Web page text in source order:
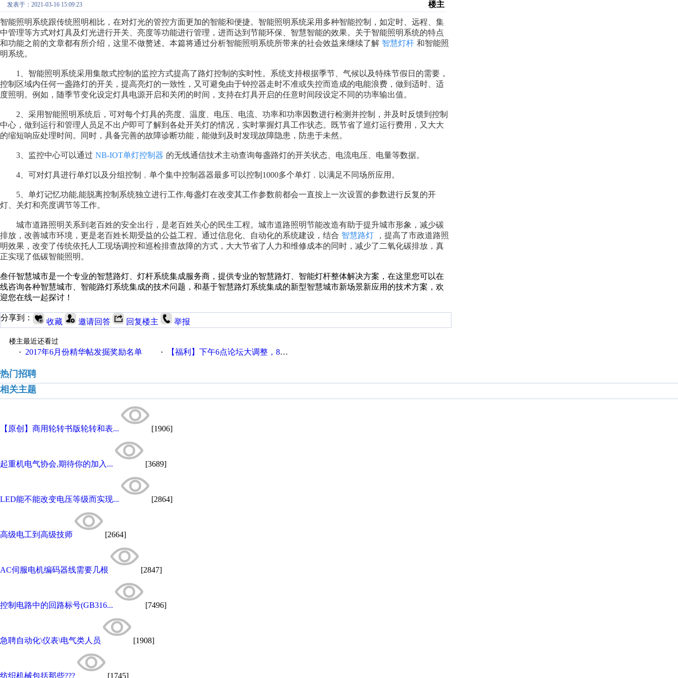
发表于：2021-03-16 15:09:23 楼主
智能照明系统跟传统照明相比，在对灯光的管控方面更加的智能和便捷。智能照明系统采用多种智能控制，如定时、远程、集
中管理等方式对灯具及灯光进行开关、亮度等功能进行管理，进而达到节能环保、智慧智能的效果。关于智能照明系统的特点
和功能之前的文章都有所介绍，这里不做赘述。本篇将通过分析智能照明系统所带来的社会效益来继续了解 智慧灯杆 和智能照
明系统。
1、智能照明系统采用集散式控制的监控方式提高了路灯控制的实时性。系统支持根据季节、气候以及特殊节假日的需要，
控制区域内任何一盏路灯的开关，提高亮灯的一致性，又可避免由于钟控器走时不准或失控而造成的电能浪费，做到适时、适
度照明。例如，随季节变化设定灯具电源开启和关闭的时间，支持在灯具开启的任意时间段设定不同的功率输出值。
2、采用智能照明系统后，可对每个灯具的亮度、温度、电压、电流、功率和功率因数进行检测并控制，并及时反馈到控制
中心，做到运行和管理人员足不出户即可了解到各处开关灯的情况，实时掌握灯具工作状态。既节省了巡灯运行费用，又大大
的缩短响应处理时间。同时，具备完善的故障诊断功能，能做到及时发现故障隐患，防患于未然。
3、监控中心可以通过 NB-IOT单灯控制器 的无线通信技术主动查询每盏路灯的开关状态、电流电压、电量等数据。
4、可对灯具进行单灯以及分组控制﹐单个集中控制器器最多可以控制1000多个单灯﹐以满足不同场所应用。
5、单灯记忆功能,能脱离控制系统独立进行工作,每盏灯在改变其工作参数前都会一直按上一次设置的参数进行反复的开
灯、关灯和亮度调节等工作。
城市道路照明关系到老百姓的安全出行，是老百姓关心的民生工程。城市道路照明节能改造有助于提升城市形象，减少碳
排放，改善城市环境，更是老百姓长期受益的公益工程。通过信息化、自动化的系统建设，结合 智慧路灯
，提高了市政道路照
明效果，改变了传统依托人工现场调控和巡检排查故障的方式，大大节省了人力和维修成本的同时，减少了二氧化碳排放，真
正实现了低碳智能照明。
叁仟智慧城市是一个专业的智慧路灯、灯杆系统集成服务商，提供专业的智慧路灯、智能灯杆整体解决方案，在这里您可以在
线咨询各种智慧城市、智能路灯系统集成的技术问题，和基于智慧路灯系统集成的新型智慧城市新场景新应用的技术方案，欢
迎您在线一起探讨！
分享到： 收藏 邀请回答 回复楼主 举报
楼主最近还看过
·
2017年6月份精华帖发掘奖励名单 · 【福利】下午6点论坛大调整，8点服务器内存升级
热门招聘
相关主题
【原创】商用轮转书版轮转和表... [1906]
起重机电气协会,期待你的加入... [3689]
LED能不能改变电压等级而实现... [2864]
高级电工到高级技师 [2664]
AC伺服电机编码器线需要几根 [2847]
控制电路中的回路标号(GB316... [7496]
急聘自动化\仪表\电气类人员 [1908]
纺织机械包括那些??? [1745]